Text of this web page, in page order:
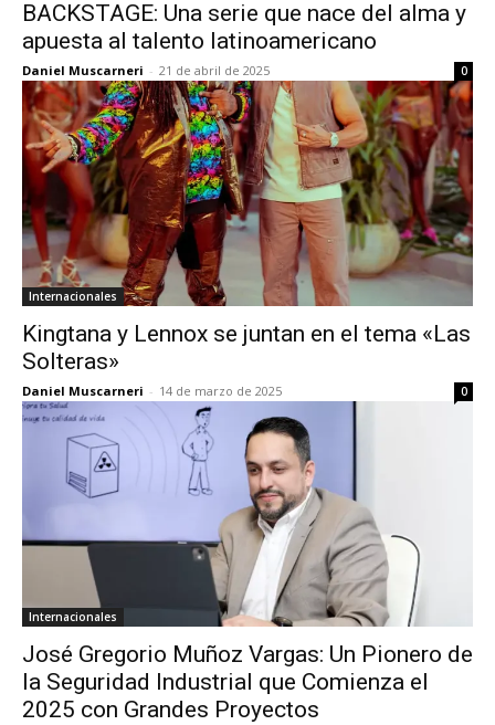
BACKSTAGE: Una serie que nace del alma y
apuesta al talento latinoamericano
Daniel Muscarneri - 21 de abril de 2025 0
Internacionales
Kingtana y Lennox se juntan en el tema «Las
Solteras»
Daniel Muscarneri - 14 de marzo de 2025 0
Internacionales
José Gregorio Muñoz Vargas: Un Pionero de
la Seguridad Industrial que Comienza el
2025 con Grandes Proyectos